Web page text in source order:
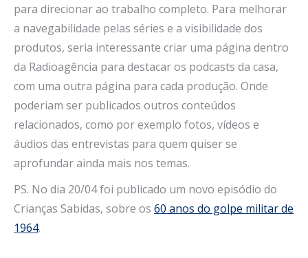
para direcionar ao trabalho completo. Para melhorar
a navegabilidade pelas séries e a visibilidade dos
produtos, seria interessante criar uma página dentro
da Radioagência para destacar os podcasts da casa,
com uma outra página para cada produção. Onde
poderiam ser publicados outros conteúdos
relacionados, como por exemplo fotos, vídeos e
áudios das entrevistas para quem quiser se
aprofundar ainda mais nos temas.
PS. No dia 20/04 foi publicado um novo episódio do
Crianças Sabidas, sobre os 60 anos do golpe militar de
1964.